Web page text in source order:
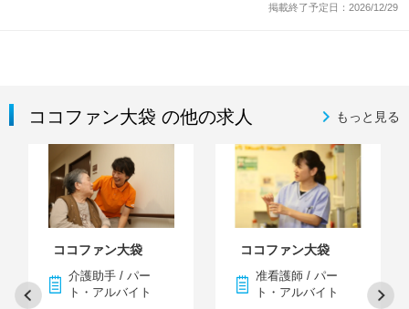
掲載終了予定日：2026/12/29
ココファン大袋 の他の求人 もっと見る
ココファン大袋
介護助手 / パー
ト・アルバイト
ココファン大袋
准看護師 / パー
ト・アルバイト